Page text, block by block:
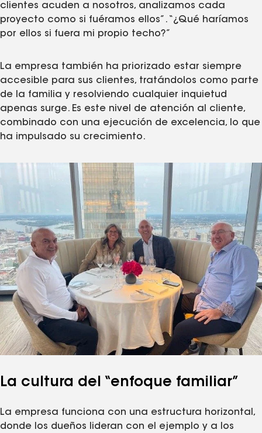
clientes acuden a nosotros, analizamos cada
proyecto como si fuéramos ellos”. “¿Qué haríamos
por ellos si fuera mi propio techo?”
La empresa también ha priorizado estar siempre
accesible para sus clientes, tratándolos como parte
de la familia y resolviendo cualquier inquietud
apenas surge. Es este nivel de atención al cliente,
combinado con una ejecución de excelencia, lo que
ha impulsado su crecimiento.
La cultura del “enfoque familiar”
La empresa funciona con una estructura horizontal,
donde los dueños lideran con el ejemplo y a los